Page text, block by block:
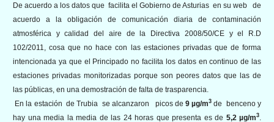
De acuerdo a los datos que facilita el Gobierno de Asturias en su web de
acuerdo a la obligación de comunicación diaria de contaminación
atmosférica y calidad del aire de la Directiva 2008/50/CE y el R.D
102/2011, cosa que no hace con las estaciones privadas que de forma
intencionada ya que el Principado no facilita los datos en continuo de las
estaciones privadas monitorizadas porque son peores datos que las de
las públicas, en una demostración de falta de trasparencia.
En la estación de Trubia se alcanzaron picos de 9 µg/m3 de benceno y
hay una media la media de las 24 horas que presenta es de 5,2 µg/m3